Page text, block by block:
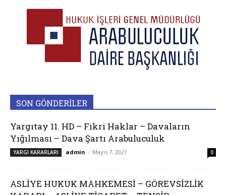
SON GÖNDERİLER
Yargıtay 11. HD – Fikri Haklar – Davaların
Yığılması – Dava Şartı Arabuluculuk
YARGI KARARLARI admin - Mayıs 7, 2021 0
ASLİYE HUKUK MAHKEMESİ – GÖREVSİZLİK